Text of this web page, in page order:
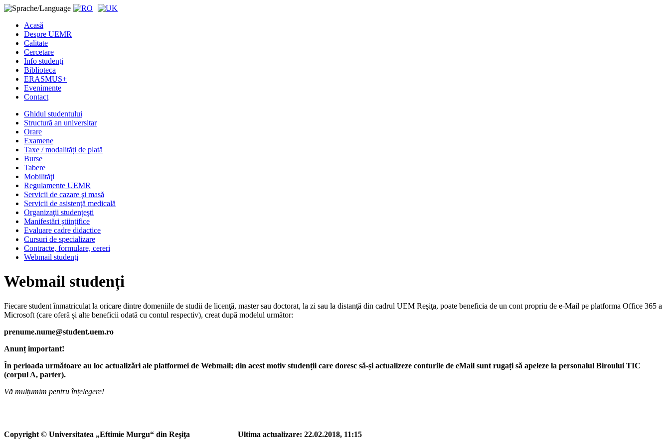
Acasă
Despre UEMR
Calitate
Cercetare
Info studenţi
Biblioteca
ERASMUS+
Evenimente
Contact
Ghidul studentului
Structură an universitar
Orare
Examene
Taxe / modalități de plată
Burse
Tabere
Mobilităţi
Regulamente UEMR
Servicii de cazare şi masă
Servicii de asistenţă medicală
Organizaţii studenţeşti
Manifestări ştiinţifice
Evaluare cadre didactice
Cursuri de specializare
Contracte, formulare, cereri
Webmail studenţi
Webmail studenți
Fiecare student înmatriculat la oricare dintre domeniile de studii de licenţă, master sau doctorat, la zi sau la distanţă din cadrul UEM Reşiţa, poate beneficia de un cont propriu de e-Mail pe platforma Office 365 a
Microsoft (care oferă și alte beneficii odată cu contul respectiv), creat după modelul următor:
prenume.nume@student.uem.ro
Anunț important!
În perioada următoare au loc actualizări ale platformei de Webmail; din acest motiv studenții care doresc să-și actualizeze conturile de eMail sunt rugați să apeleze la personalul Biroului TIC
(corpul A, parter).
Vă mulțumim pentru înțelegere!
Copyright © Universitatea „Eftimie Murgu“ din Reşiţa Ultima actualizare: 22.02.2018, 11:15